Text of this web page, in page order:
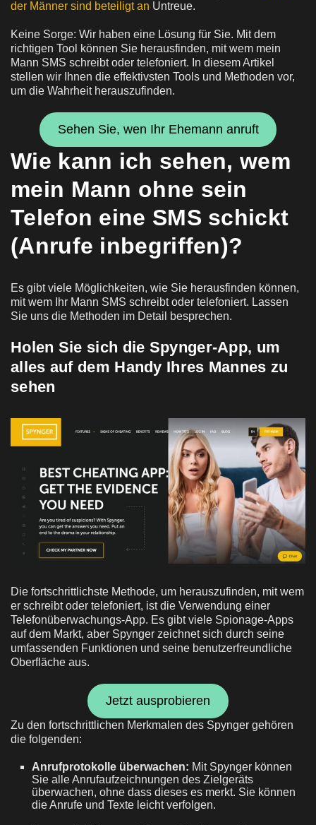
der Männer sind beteiligt an Untreue.
Keine Sorge: Wir haben eine Lösung für Sie. Mit dem
richtigen Tool können Sie herausfinden, mit wem mein
Mann SMS schreibt oder telefoniert. In diesem Artikel
stellen wir Ihnen die effektivsten Tools und Methoden vor,
um die Wahrheit herauszufinden.
Sehen Sie, wen Ihr Ehemann anruft
Wie kann ich sehen, wem
mein Mann ohne sein
Telefon eine SMS schickt
(Anrufe inbegriffen)?
Es gibt viele Möglichkeiten, wie Sie herausfinden können,
mit wem Ihr Mann SMS schreibt oder telefoniert. Lassen
Sie uns die Methoden im Detail besprechen.
Holen Sie sich die Spynger-App, um
alles auf dem Handy Ihres Mannes zu
sehen
Die fortschrittlichste Methode, um herauszufinden, mit wem
er schreibt oder telefoniert, ist die Verwendung einer
Telefonüberwachungs-App. Es gibt viele Spionage-Apps
auf dem Markt, aber Spynger zeichnet sich durch seine
umfassenden Funktionen und seine benutzerfreundliche
Oberfläche aus.
Jetzt ausprobieren
Zu den fortschrittlichen Merkmalen des Spynger gehören
die folgenden:
Anrufprotokolle überwachen: Mit Spynger können
Sie alle Anrufaufzeichnungen des Zielgeräts
überwachen, ohne dass dieses es merkt. Sie können
die Anrufe und Texte leicht verfolgen.